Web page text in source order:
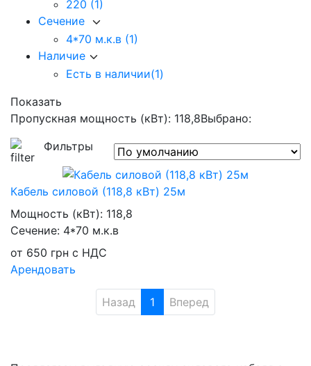
220 (1)
Сечение
4*70 м.к.в (1)
Наличие
Есть в наличии(1)
Показать
Пропускная мощность (кВт): 118,8Выбрано:
Фильтры
Кабель силовой (118,8 кВт) 25м
Мощность (кВт): 118,8
Сечение: 4*70 м.к.в
от 650 грн с НДС
Арендовать
Назад 1 Вперед